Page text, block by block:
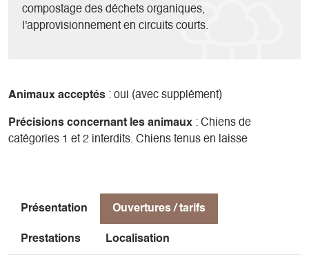
compostage des déchets organiques,
l'approvisionnement en circuits courts.
Animaux acceptés : oui (avec supplément)
Précisions concernant les animaux : Chiens de
catégories 1 et 2 interdits. Chiens tenus en laisse
Présentation Ouvertures / tarifs
Prestations Localisation